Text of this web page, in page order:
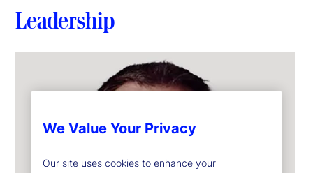
Leadership
We Value Your Privacy
Our site uses cookies to enhance your